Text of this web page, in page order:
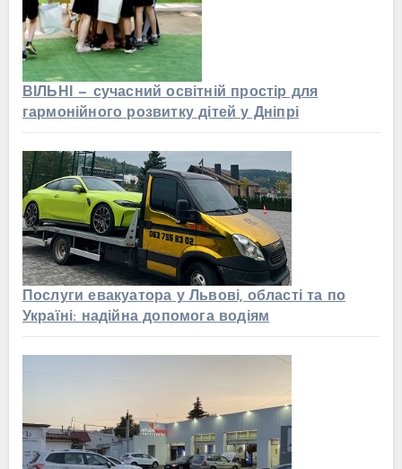
ВІЛЬНІ — сучасний освітній простір для
гармонійного розвитку дітей у Дніпрі
Послуги евакуатора у Львові, області та по
Україні: надійна допомога водіям